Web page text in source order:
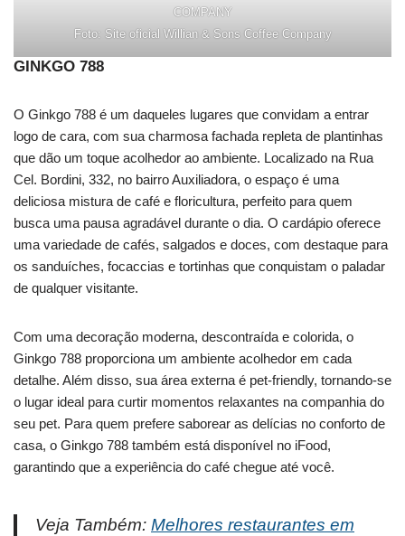
COMPANY
Foto: Site oficial Willian & Sons Coffee Company
GINKGO 788
O Ginkgo 788 é um daqueles lugares que convidam a entrar
logo de cara, com sua charmosa fachada repleta de plantinhas
que dão um toque acolhedor ao ambiente. Localizado na Rua
Cel. Bordini, 332, no bairro Auxiliadora, o espaço é uma
deliciosa mistura de café e floricultura, perfeito para quem
busca uma pausa agradável durante o dia. O cardápio oferece
uma variedade de cafés, salgados e doces, com destaque para
os sanduíches, focaccias e tortinhas que conquistam o paladar
de qualquer visitante.
Com uma decoração moderna, descontraída e colorida, o
Ginkgo 788 proporciona um ambiente acolhedor em cada
detalhe. Além disso, sua área externa é pet-friendly, tornando-se
o lugar ideal para curtir momentos relaxantes na companhia do
seu pet. Para quem prefere saborear as delícias no conforto de
casa, o Ginkgo 788 também está disponível no iFood,
garantindo que a experiência do café chegue até você.
Veja Também: Melhores restaurantes em